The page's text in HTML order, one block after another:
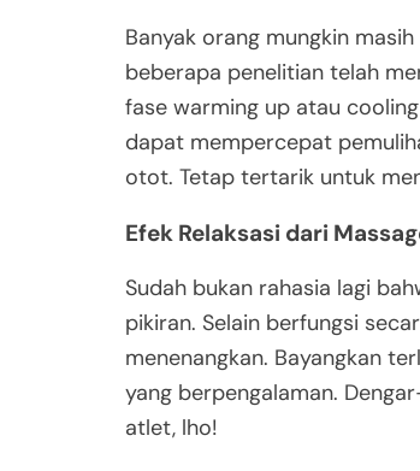
Banyak orang mungkin
beberapa penelitian telah
fase warming up atau
dapat mempercepat
otot. Tetap tertarik untuk
Efek Relaksasi dari
Sudah bukan rahasia lagi
pikiran. Selain berfungsi
menenangkan. Bayangkan
yang berpengalaman.
atlet, lho!